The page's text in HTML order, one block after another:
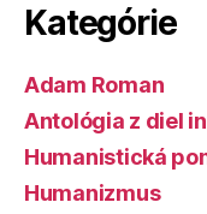
Kategórie
Adam Roman
Antológia z diel
Humanistická
Humanizmus